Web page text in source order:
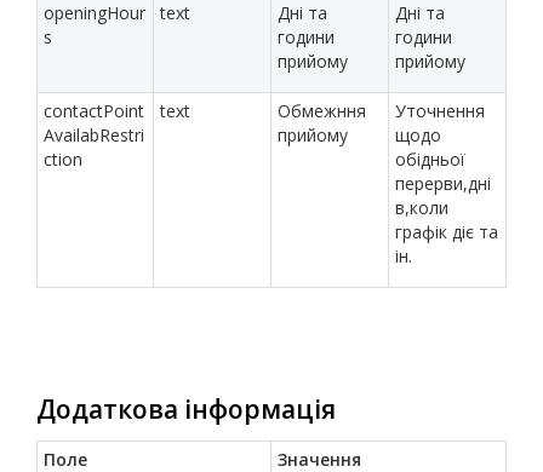
openingHour
s
text
Дні та
години
прийому
Дні та
години
прийому
contactPoint
AvailabRestri
ction
text
Обмежння
прийому
Уточнення
щодо
обідньої
перерви,дні
в,коли
графік діє та
ін.
Додаткова інформація
Поле
Значення